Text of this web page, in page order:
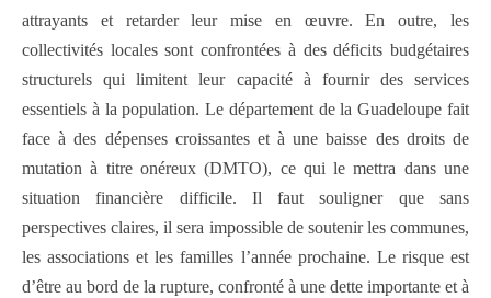
attrayants et retarder leur mise en œuvre. En outre, les
collectivités locales sont confrontées à des déficits budgétaires
structurels qui limitent leur capacité à fournir des services
essentiels à la population. Le département de la Guadeloupe fait
face à des dépenses croissantes et à une baisse des droits de
mutation à titre onéreux (DMTO), ce qui le mettra dans une
situation financière difficile. Il faut souligner que sans
perspectives claires, il sera impossible de soutenir les communes,
les associations et les familles l’année prochaine. Le risque est
d’être au bord de la rupture, confronté à une dette importante et à